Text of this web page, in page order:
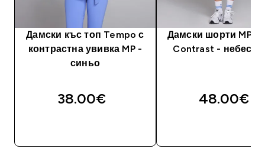
Дамски къс топ Tempo с
контрастна увивка MP -
синьо
38.00€‎
Дамски шорти MP
Contrast -
48.00€‎